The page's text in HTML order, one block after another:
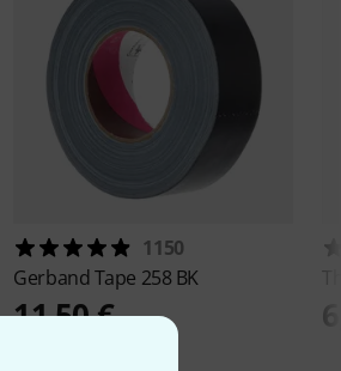
1150
GerbandTape 258 BK
11,50 €